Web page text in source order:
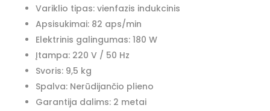
Variklio tipas: vienfazis indukcinis
Apsisukimai: 82 aps/min
Elektrinis galingumas: 180 W
Įtampa: 220 V / 50 Hz
Svoris: 9,5 kg
Spalva: Nerūdijančio plieno
Garantija dalims: 2 metai